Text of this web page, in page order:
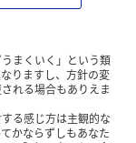
まくいく」という類
りますし、方針の変
れる場合もありえま
る感じ方は主観的な
かならずしもあなた